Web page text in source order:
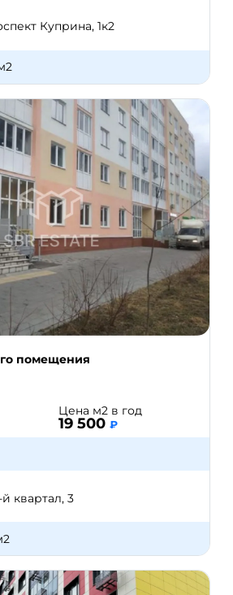
Куприна, 1к2
помещения
Цена м2 в год
19 500 ₽
квартал, 3